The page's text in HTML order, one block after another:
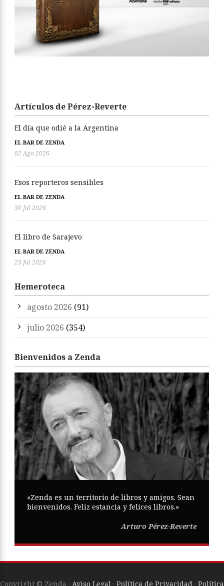
Artículos de Pérez-Reverte
El día que odié a la Argentina
EL BAR DE ZENDA
02 Ago 2026
Esos reporteros sensibles
EL BAR DE ZENDA
30 Jul 2026
El libro de Sarajevo
EL BAR DE ZENDA
23 Jul 2026
Hemeroteca
agosto 2026 (91)
julio 2026 (354)
Bienvenidos a Zenda
«Zenda es un territorio de libros y amigos. Sean
bienvenidos. Feliz estancia y felices libros.»
Arturo Pérez-Reverte
Copyright © Zenda · Aviso Legal · Política de Privacidad · Política